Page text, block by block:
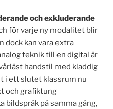
och exkluderande
för varje ny modalitet blir
dock kan vara extra
teknik till en digital är
handstil med kladdig
i ett slutet klassrum nu
och grafiktung
bildspråk på samma gång,